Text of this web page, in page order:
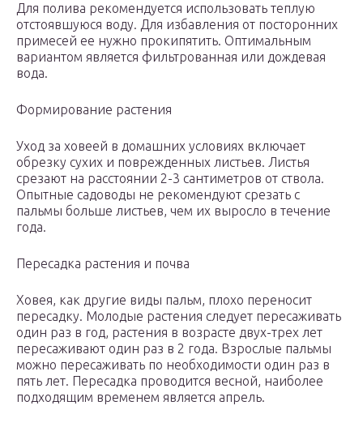
Для полива рекомендуется использовать теплую
отстоявшуюся воду. Для избавления от посторонних
примесей ее нужно прокипятить. Оптимальным
вариантом является фильтрованная или дождевая
вода.
Формирование растения
Уход за ховеей в домашних условиях включает
обрезку сухих и поврежденных листьев. Листья
срезают на расстоянии 2-3 сантиметров от ствола.
Опытные садоводы не рекомендуют срезать с
пальмы больше листьев, чем их выросло в течение
года.
Пересадка растения и почва
Ховея, как другие виды пальм, плохо переносит
пересадку. Молодые растения следует пересаживать
один раз в год, растения в возрасте двух-трех лет
пересаживают один раз в 2 года. Взрослые пальмы
можно пересаживать по необходимости один раз в
пять лет. Пересадка проводится весной, наиболее
подходящим временем является апрель.